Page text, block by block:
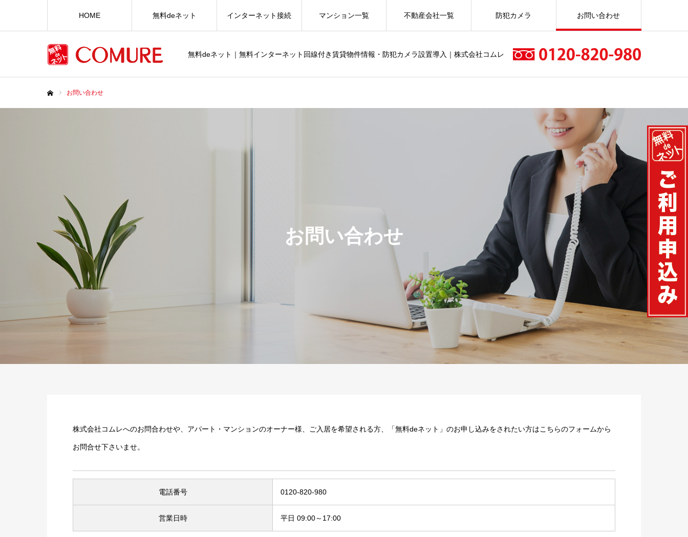
無料deネット｜無料インターネット回線付き賃貸物件情報・防犯カメラ設置導入｜株式会社コムレ
HOME 無料deネット インターネット接続 マンション一覧 不動産会社一覧 防犯カメラ お問い合わせ
お問い合わせ
お問い合わせ
株式会社コムレへのお問合わせや、アパート・マンションのオーナー様、ご入居を希望される方、「無料deネット」のお申し込みをされたい方はこちらのフォームから
お問合せ下さいませ。
電話番号 0120-820-980
営業日時 平日 09:00～17:00